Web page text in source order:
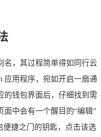
名，其过程简单得如同行云
应用程序，宛如开启一扇通
的钱包界面后，仔细找到需
中会有一个醒目的“编辑”
便捷之门的钥匙，点击该选